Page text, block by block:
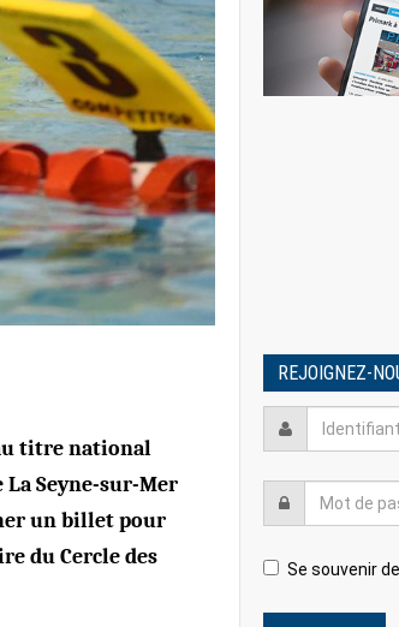
titre national
Seyne-sur-Mer
un billet pour
du Cercle des
REJOIGNEZ-
Se souvenir